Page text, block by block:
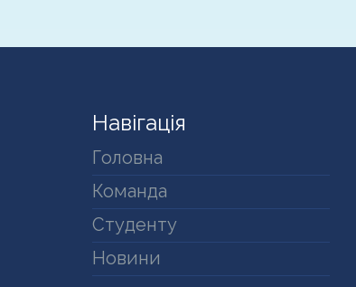
Навігація
Головна
Команда
Студенту
Новини